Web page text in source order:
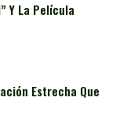
Y La Película
Estrecha Que